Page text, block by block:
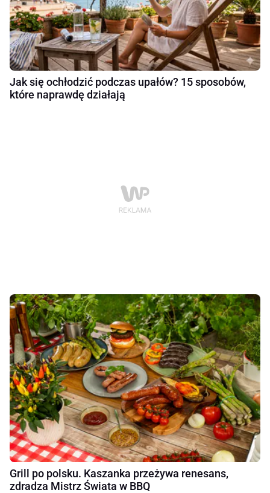
Jak się ochłodzić podczas upałów? 15 sposobów,
które naprawdę działają
Grill po polsku. Kaszanka przeżywa renesans,
zdradza Mistrz Świata w BBQ